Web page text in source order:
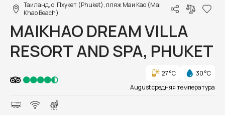
Таиланд, о. Пхукет (Phuket), пляж Маи Као (Mai
Khao Beach)
MAIKHAO DREAM VILLA
RESORT AND SPA, PHUKET
27 °C
30 °C
August средняя температура